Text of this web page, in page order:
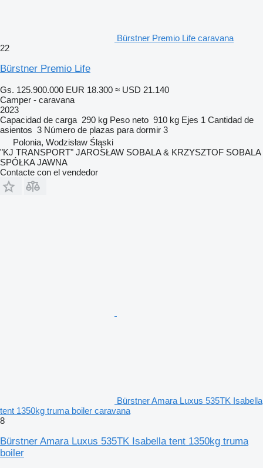
Bürstner Premio Life caravana
22
Bürstner Premio Life
Gs. 125.900.000 EUR 18.300 ≈ USD 21.140
Camper - caravana
2023
Capacidad de carga 290 kg Peso neto 910 kg Ejes 1 Cantidad de
asientos 3 Número de plazas para dormir 3
Polonia, Wodzisław Śląski
"KJ TRANSPORT" JAROSŁAW SOBALA & KRZYSZTOF SOBALA
SPÓŁKA JAWNA
Contacte con el vendedor
Bürstner Amara Luxus 535TK Isabella
tent 1350kg truma boiler caravana
8
Bürstner Amara Luxus 535TK Isabella tent 1350kg truma
boiler